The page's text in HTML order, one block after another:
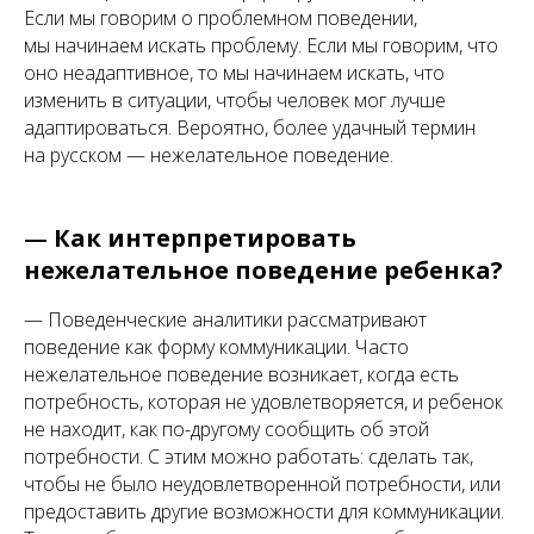
Если мы говорим о проблемном поведении,
мы начинаем искать проблему. Если мы говорим, что
оно неадаптивное, то мы начинаем искать, что
изменить в ситуации, чтобы человек мог лучше
адаптироваться. Вероятно, более удачный термин
на русском — нежелательное поведение.
— Как интерпретировать
нежелательное поведение ребенка?
— Поведенческие аналитики рассматривают
поведение как форму коммуникации. Часто
нежелательное поведение возникает, когда есть
потребность, которая не удовлетворяется, и ребенок
не находит, как по-другому сообщить об этой
потребности. С этим можно работать: сделать так,
чтобы не было неудовлетворенной потребности, или
предоставить другие возможности для коммуникации.